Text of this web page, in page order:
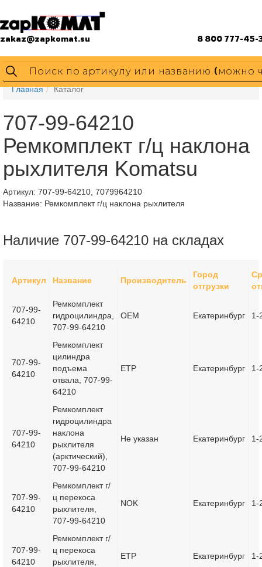
zakaz@zapkomat.su 8 800 777-45-
Главная Каталог
707-99-64210
Ремкомплект г/ц наклона
рыхлителя Komatsu
Артикул: 707-99-64210, 7079964210
Название: Ремкомплект г/ц наклона рыхлителя
Наличие 707-99-64210 на складах
Артикул Название Производитель
Город
отгрузки
707-99-
64210
Ремкомплект
гидроцилиндра,
707-99-64210
OEM Екатеринбург 1-
707-99-
64210
Ремкомплект
цилиндра
подъема
отвала, 707-99-
64210
ETP Екатеринбург 1-
707-99-
64210
Ремкомплект
гидроцилиндра
наклона
рыхлителя
(арктический),
707-99-64210
Не указан Екатеринбург 1-
707-99-
64210
Ремкомплект г/
ц перекоса
рыхлителя,
707-99-64210
NOK Екатеринбург 1-
707-99-
64210
Ремкомплект г/
ц перекоса
рыхлителя,
ETP Екатеринбург 1-